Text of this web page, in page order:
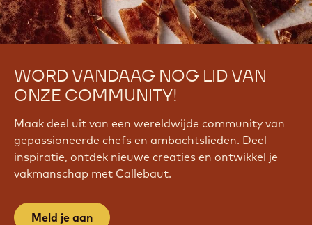
WORD VANDAAG NOG LID VAN
ONZE COMMUNITY!
Maak deel uit van een wereldwijde community van
gepassioneerde chefs en ambachtslieden. Deel
inspiratie, ontdek nieuwe creaties en ontwikkel je
vakmanschap met Callebaut.
Meld je aan